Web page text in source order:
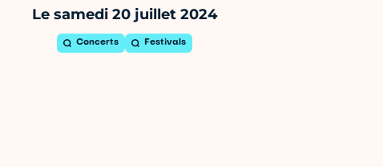
Le samedi 20 juillet 2024
Concerts Festivals